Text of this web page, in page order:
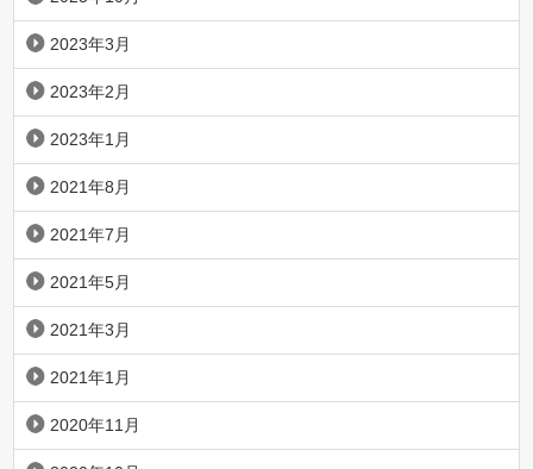
2023年3月
2023年2月
2023年1月
2021年8月
2021年7月
2021年5月
2021年3月
2021年1月
2020年11月